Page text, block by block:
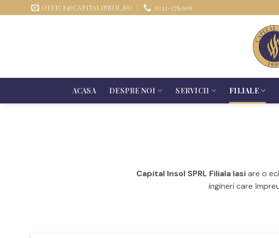
OFFICE@CAPITALINSOL.RO 0232-276006
ACASA DESPRE NOI SERVICII FILIALE
Capital Insol SPRL Filiala Iasiare o
ingineri care